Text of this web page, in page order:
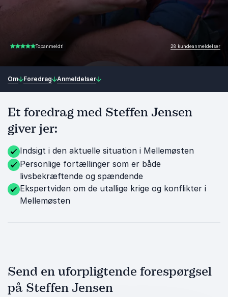
4.86 ud af 5Topanmeldt! 28 kundeanmeldelser
Om Foredrag Anmeldelser
Et foredrag med Steffen Jensen
giver jer:
Indsigt i den aktuelle situation i Mellemøsten
Personlige fortællinger som er både
livsbekræftende og spændende
Ekspertviden om de utallige krige og konflikter i
Mellemøsten
Send en uforpligtende forespørgsel
på Steffen Jensen